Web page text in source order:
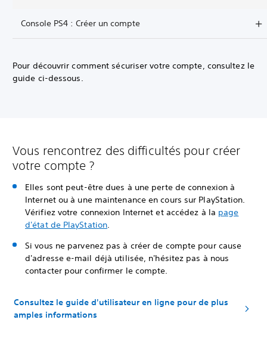
Console PS4 : Créer un compte
Pour découvrir comment sécuriser votre compte, consultez le
guide ci-dessous.
Vous rencontrez des difficultés pour créer
votre compte ?
Elles sont peut-être dues à une perte de connexion à
Internet ou à une maintenance en cours sur PlayStation.
Vérifiez votre connexion Internet et accédez à la page
d'état de PlayStation.
Si vous ne parvenez pas à créer de compte pour cause
d'adresse e-mail déjà utilisée, n'hésitez pas à nous
contacter pour confirmer le compte.
Consultez le guide d'utilisateur en ligne pour de plus
amples informations